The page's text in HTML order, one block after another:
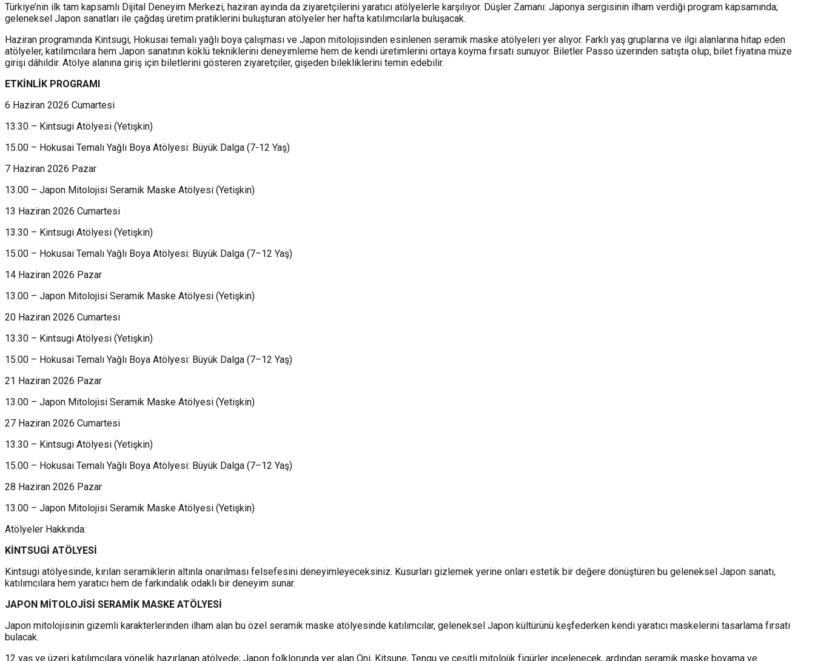
Türkiye’nin ilk tam kapsamlı Dijital Deneyim Merkezi, haziran ayında da ziyaretçilerini yaratıcı atölyelerle karşılıyor. Düşler Zamanı: Japonya sergisinin ilham verdiği program kapsamında;
geleneksel Japon sanatları ile çağdaş üretim pratiklerini buluşturan atölyeler her hafta katılımcılarla buluşacak.
Haziran programında Kintsugi, Hokusai temalı yağlı boya çalışması ve Japon mitolojisinden esinlenen seramik maske atölyeleri yer alıyor. Farklı yaş gruplarına ve ilgi alanlarına hitap eden
atölyeler, katılımcılara hem Japon sanatının köklü tekniklerini deneyimleme hem de kendi üretimlerini ortaya koyma fırsatı sunuyor. Biletler Passo üzerinden satışta olup, bilet fiyatına müze
girişi dâhildir. Atölye alanına giriş için biletlerini gösteren ziyaretçiler, gişeden bilekliklerini temin edebilir.
ETKİNLİK PROGRAMI
6 Haziran 2026 Cumartesi
13.30 – Kintsugi Atölyesi (Yetişkin)
15.00 – Hokusai Temalı Yağlı Boya Atölyesi: Büyük Dalga (7-12 Yaş)
7 Haziran 2026 Pazar
13.00 – Japon Mitolojisi Seramik Maske Atölyesi (Yetişkin)
13 Haziran 2026 Cumartesi
13.30 – Kintsugi Atölyesi (Yetişkin)
15.00 – Hokusai Temalı Yağlı Boya Atölyesi: Büyük Dalga (7–12 Yaş)
14 Haziran 2026 Pazar
13.00 – Japon Mitolojisi Seramik Maske Atölyesi (Yetişkin)
20 Haziran 2026 Cumartesi
13.30 – Kintsugi Atölyesi (Yetişkin)
15.00 – Hokusai Temalı Yağlı Boya Atölyesi: Büyük Dalga (7–12 Yaş)
21 Haziran 2026 Pazar
13.00 – Japon Mitolojisi Seramik Maske Atölyesi (Yetişkin)
27 Haziran 2026 Cumartesi
13.30 – Kintsugi Atölyesi (Yetişkin)
15.00 – Hokusai Temalı Yağlı Boya Atölyesi: Büyük Dalga (7–12 Yaş)
28 Haziran 2026 Pazar
13.00 – Japon Mitolojisi Seramik Maske Atölyesi (Yetişkin)
Atölyeler Hakkında:
KİNTSUGİ ATÖLYESİ
Kintsugi atölyesinde, kırılan seramiklerin altınla onarılması felsefesini deneyimleyeceksiniz. Kusurları gizlemek yerine onları estetik bir değere dönüştüren bu geleneksel Japon sanatı,
katılımcılara hem yaratıcı hem de farkındalık odaklı bir deneyim sunar.
JAPON MİTOLOJİSİ SERAMİK MASKE ATÖLYESİ
Japon mitolojisinin gizemli karakterlerinden ilham alan bu özel seramik maske atölyesinde katılımcılar, geleneksel Japon kültürünü keşfederken kendi yaratıcı maskelerini tasarlama fırsatı
bulacak.
12 yaş ve üzeri katılımcılara yönelik hazırlanan atölyede; Japon folklorunda yer alan Oni, Kitsune, Tengu ve çeşitli mitolojik figürler incelenecek, ardından seramik maske boyama ve